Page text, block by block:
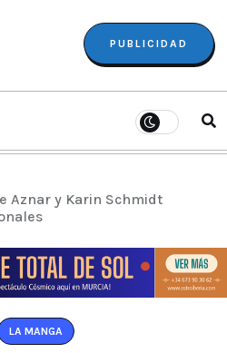
PUBLICIDAD
Aznar y Karin Schmidt
LA MANGA